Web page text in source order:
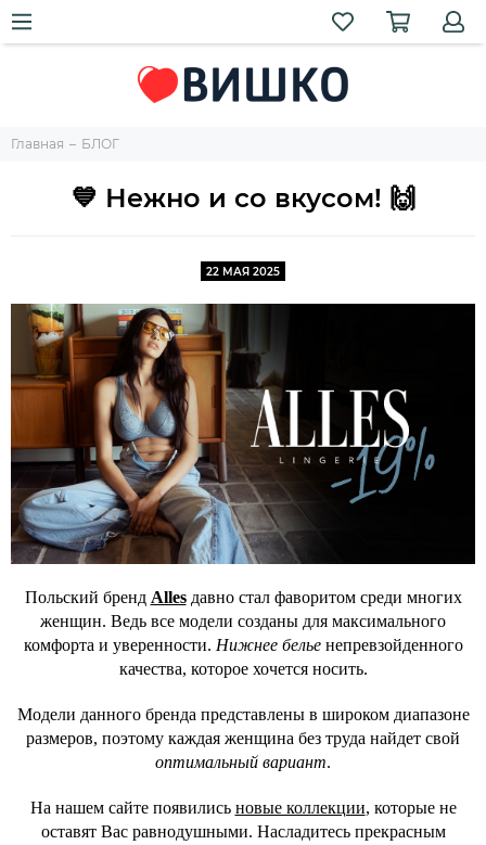
Главная БЛОГ
💙 Нежно и со вкусом! 🙌
22 МАЯ 2025
Польский бренд Allesдавно стал фаворитом среди многих
женщин. Ведь все модели созданы для максимального
комфорта и уверенности. Нижнее бельенепревзойденного
качества, которое хочется носить.
Модели данного бренда представлены в широком диапазоне
размеров, поэтому каждая женщина без труда найдет свой
оптимальный вариант.
На нашем сайте появились новые коллекции, которые не
оставят Вас равнодушными. Насладитесь прекрасным